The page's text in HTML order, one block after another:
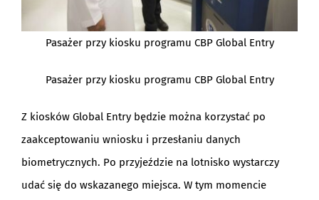
Pasażer przy kiosku programu CBP Global Entry
Pasażer przy kiosku programu CBP Global Entry
Z kiosków Global Entry będzie można korzystać po
zaakceptowaniu wniosku i przesłaniu danych
biometrycznych. Po przyjeździe na lotnisko wystarczy
udać się do wskazanego miejsca. W tym momencie